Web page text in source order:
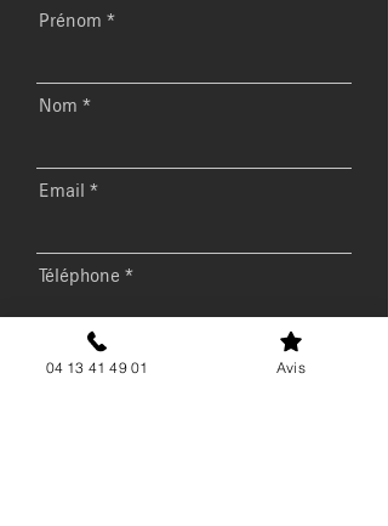
Prénom
Nom
Email
Téléphone
Message
04 13 41 49 01 Avis